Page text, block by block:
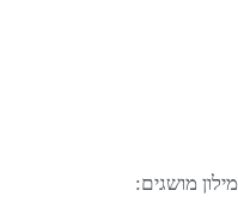
מילון מושגים: